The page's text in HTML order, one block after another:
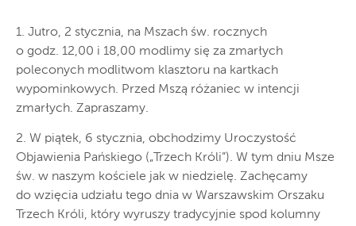
1. Jutro, 2 stycznia, na Mszach św. rocznych
o godz. 12,00 i 18,00 modlimy się za zmarłych
poleconych modlitwom klasztoru na kartkach
wypominkowych. Przed Mszą różaniec w intencji
zmarłych. Zapraszamy.
2. W piątek, 6 stycznia, obchodzimy Uroczystość
Objawienia Pańskiego („Trzech Króli”). W tym dniu Msze
św. w naszym kościele jak w niedzielę. Zachęcamy
do wzięcia udziału tego dnia w Warszawskim Orszaku
Trzech Króli, który wyruszy tradycyjnie spod kolumny